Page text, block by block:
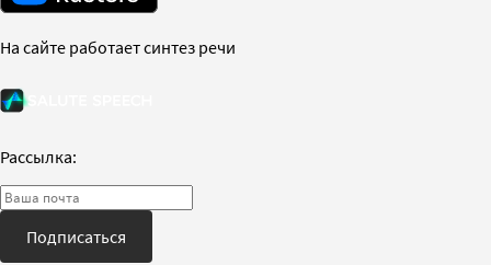
На сайте работает синтез речи
Рассылка:
Подписаться